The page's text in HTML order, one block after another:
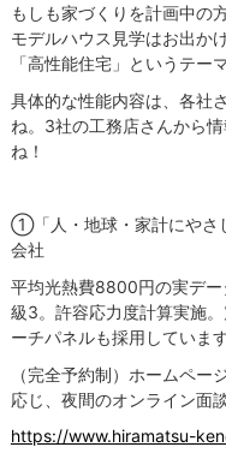
もしも家づくりを計画中の
モデルハウス見学はお出か
「高性能住宅」というテー
具体的な性能内容は、各社
ね。3社の工務店さんから
ね！
①「 人・地球・家計にや
会社
平均光熱費8800円の実デ
級3。許容応力度計算実施
ーチパネルも採用しています
（完全予約制）ホームペー
応じ、夜間のオンライン面
https://www.hiramatsu-